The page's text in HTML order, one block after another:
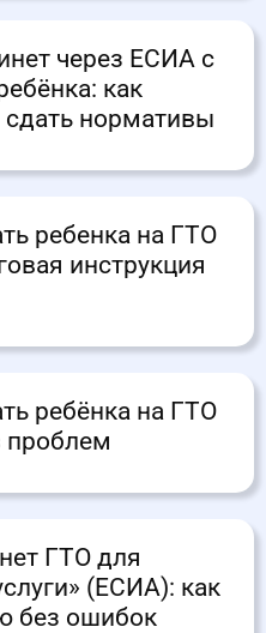
через ЕСИА с
как
сдать нормативы
ребенка на ГТО
инструкция
ребёнка на ГТО
проблем
ГТО для
(ЕСИА): как
без ошибок